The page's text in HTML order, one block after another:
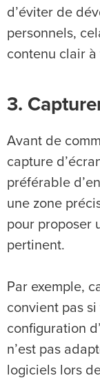
d’éviter de
personnels,
contenu clair
3.
Avant de
capture
préférable
une zone
pour proposer
pertinent.
Par exemple,
convient pas
configuration
n’est pas
logiciels lors